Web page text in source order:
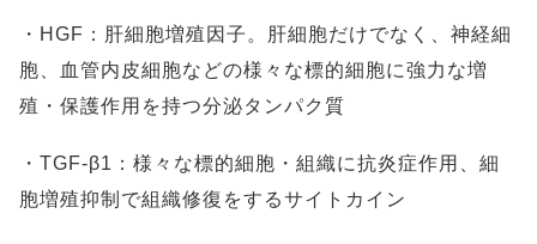
・HGF：肝細胞増殖因子。肝細胞だけでなく、神経細
胞、血管内皮細胞などの様々な標的細胞に強力な増
殖・保護作用を持つ分泌タンパク質
・TGF-β1：様々な標的細胞・組織に抗炎症作用、細
胞増殖抑制で組織修復をするサイトカイン